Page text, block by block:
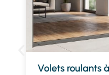
Volets roulants